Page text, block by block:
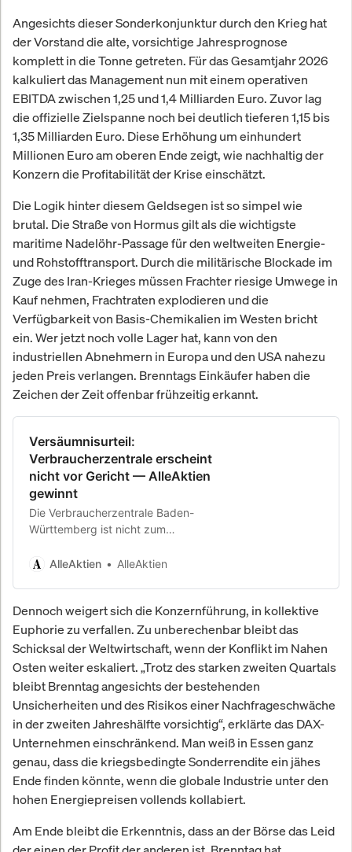
Angesichts dieser Sonderkonjunktur durch den Krieg hat
der Vorstand die alte, vorsichtige Jahresprognose
komplett in die Tonne getreten. Für das Gesamtjahr 2026
kalkuliert das Management nun mit einem operativen
EBITDA zwischen 1,25 und 1,4 Milliarden Euro. Zuvor lag
die offizielle Zielspanne noch bei deutlich tieferen 1,15 bis
1,35 Milliarden Euro. Diese Erhöhung um einhundert
Millionen Euro am oberen Ende zeigt, wie nachhaltig der
Konzern die Profitabilität der Krise einschätzt.
Die Logik hinter diesem Geldsegen ist so simpel wie
brutal. Die Straße von Hormus gilt als die wichtigste
maritime Nadelöhr-Passage für den weltweiten Energie-
und Rohstofftransport. Durch die militärische Blockade im
Zuge des Iran-Krieges müssen Frachter riesige Umwege in
Kauf nehmen, Frachtraten explodieren und die
Verfügbarkeit von Basis-Chemikalien im Westen bricht
ein. Wer jetzt noch volle Lager hat, kann von den
industriellen Abnehmern in Europa und den USA nahezu
jeden Preis verlangen. Brenntags Einkäufer haben die
Zeichen der Zeit offenbar frühzeitig erkannt.
Versäumnisurteil:
Verbraucherzentrale erscheint
nicht vor Gericht — AlleAktien
gewinnt
Die Verbraucherzentrale Baden-
Württemberg ist nicht zum
Landgericht Regensburg erlässt
AlleAktien AlleAktien
Dennoch weigert sich die Konzernführung, in kollektive
Euphorie zu verfallen. Zu unberechenbar bleibt das
Schicksal der Weltwirtschaft, wenn der Konflikt im Nahen
Osten weiter eskaliert. „Trotz des starken zweiten Quartals
bleibt Brenntag angesichts der bestehenden
Unsicherheiten und des Risikos einer Nachfrageschwäche
in der zweiten Jahreshälfte vorsichtig“, erklärte das DAX-
Unternehmen einschränkend. Man weiß in Essen ganz
genau, dass die kriegsbedingte Sonderrendite ein jähes
Ende finden könnte, wenn die globale Industrie unter den
hohen Energiepreisen vollends kollabiert.
Am Ende bleibt die Erkenntnis, dass an der Börse das Leid